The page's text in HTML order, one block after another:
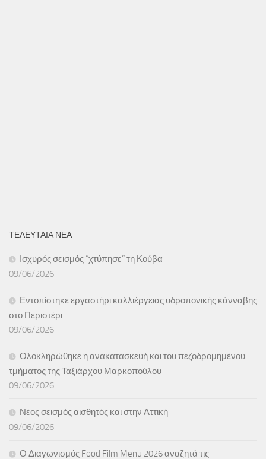
ΤΕΛΕΥΤΑΙΑ ΝΕΑ
Ισχυρός σεισμός “χτύπησε” τη Κούβα
09/06/2026
Εντοπίστηκε εργαστήρι καλλιέργειας υδροπονικής κάνναβης
στο Περιστέρι
09/06/2026
Ολοκληρώθηκε η ανακατασκευή και του πεζοδρομημένου
τμήματος της Ταξιάρχου Μαρκοπούλου
09/06/2026
Νέος σεισμός αισθητός και στην Αττική
09/06/2026
Ο Διαγωνισμός Food Film Menu 2026 αναζητά τις